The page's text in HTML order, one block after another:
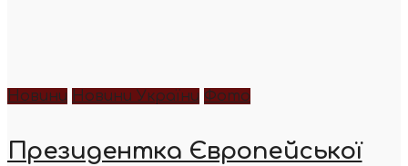
Новини Новини України Фото
Президентка Європейської